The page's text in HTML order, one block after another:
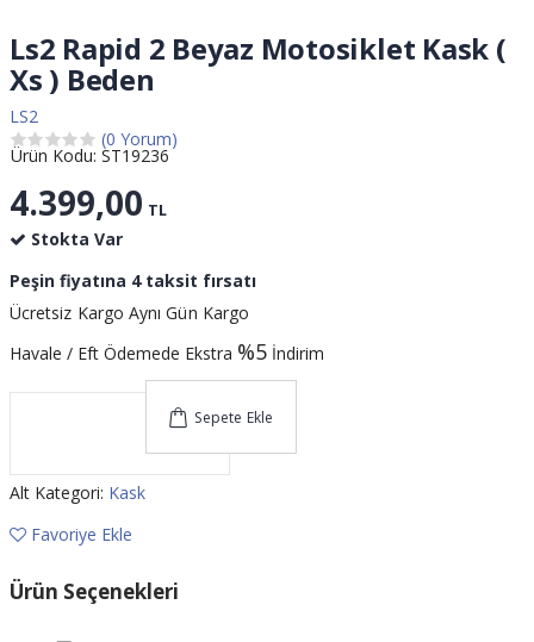
Ls2 Rapid 2 Beyaz Motosiklet Kask (
Xs ) Beden
LS2
(0 Yorum)
Ürün Kodu: ST19236
4.399,00 TL
Stokta Var
Peşin fiyatına 4 taksit fırsatı
Ücretsiz Kargo Aynı Gün Kargo
Havale / Eft Ödemede Ekstra %5 İndirim
Sepete Ekle
Alt Kategori: Kask
Favoriye Ekle
Ürün Seçenekleri